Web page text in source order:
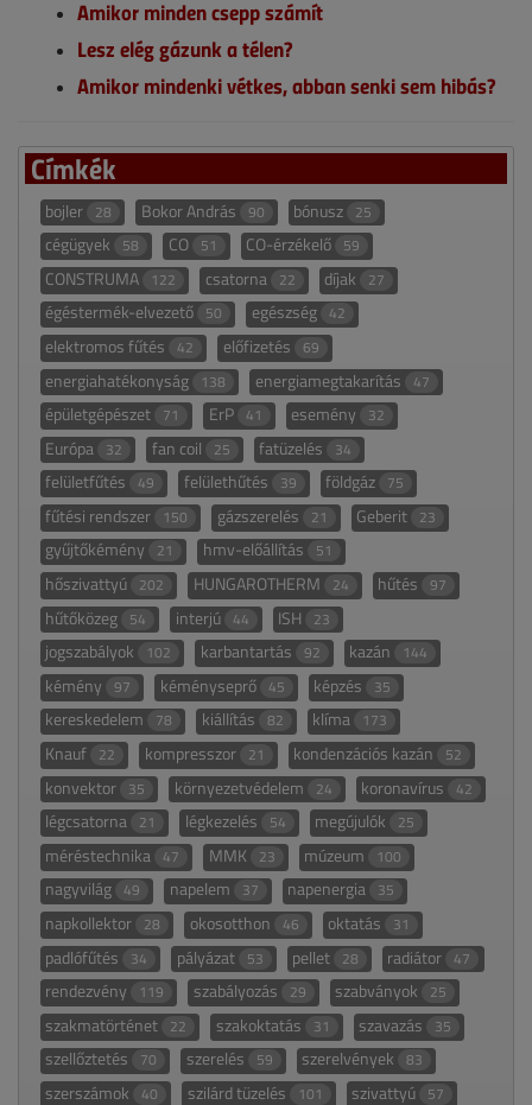
Amikor minden csepp számít
Lesz elég gázunk a télen?
Amikor mindenki vétkes, abban senki sem hibás?
Címkék
bojler 28 Bokor András 90 bónusz 25
cégügyek 58 CO 51 CO-érzékelő 59
CONSTRUMA 122 csatorna 22 díjak 27
égéstermék-elvezető 50 egészség 42
elektromos fűtés 42 előfizetés 69
energiahatékonyság 138 energiamegtakarítás 47
épületgépészet 71 ErP 41 esemény 32
Európa 32 fan coil 25 fatüzelés 34
felületfűtés 49 felülethűtés 39 földgáz 75
fűtési rendszer 150 gázszerelés 21 Geberit 23
gyűjtőkémény 21 hmv-előállítás 51
hőszivattyú 202 HUNGAROTHERM 24 hűtés 97
hűtőközeg 54 interjú 44 ISH 23
jogszabályok 102 karbantartás 92 kazán 144
kémény 97 kéményseprő 45 képzés 35
kereskedelem 78 kiállítás 82 klíma 173
Knauf 22 kompresszor 21 kondenzációs kazán 52
konvektor 35 környezetvédelem 24 koronavírus 42
légcsatorna 21 légkezelés 54 megújulók 25
méréstechnika 47 MMK 23 múzeum 100
nagyvilág 49 napelem 37 napenergia 35
napkollektor 28 okosotthon 46 oktatás 31
padlófűtés 34 pályázat 53 pellet 28 radiátor 47
rendezvény 119 szabályozás 29 szabványok 25
szakmatörténet 22 szakoktatás 31 szavazás 35
szellőztetés 70 szerelés 59 szerelvények 83
szerszámok 40 szilárd tüzelés 101 szivattyú 57